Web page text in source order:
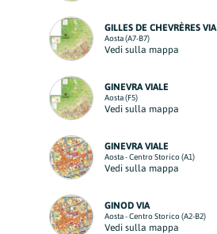
GILLES DE CHEVRÈRES VIA
Aosta (A7-B7)
Vedi sulla mappa
GINEVRA VIALE
Aosta (F5)
Vedi sulla mappa
GINEVRA VIALE
Aosta - Centro Storico (A1)
Vedi sulla mappa
GINOD VIA
Aosta - Centro Storico (A2-B2)
Vedi sulla mappa